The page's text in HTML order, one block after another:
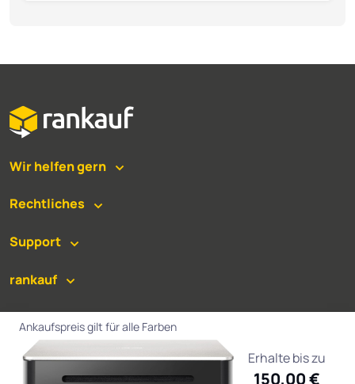
Ankaufspreis gilt für alle Farben
Erhalte bis zu
150,00 €
Wir helfen gern
Rechtliches
Support
rankauf
Versand
Auszahlung